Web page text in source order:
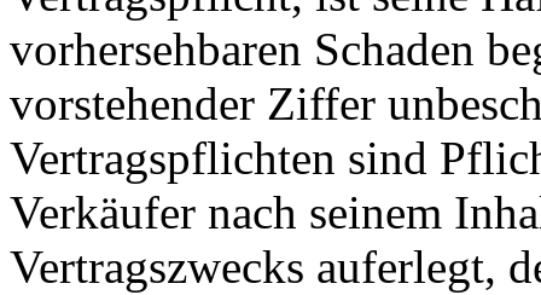
vorhersehbaren Schaden
vorstehender Ziffer
Vertragspflichten sind
Verkäufer nach seinem
Vertragszwecks auferlegt,